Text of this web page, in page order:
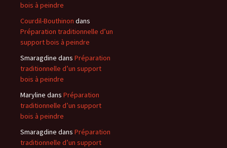
bois à peindre
Courdil-Bouthinon dans
Préparation traditionnelle d’un
support bois à peindre
Smaragdine dans Préparation
traditionnelle d’un support
bois à peindre
Maryline dans Préparation
traditionnelle d’un support
bois à peindre
Smaragdine dans Préparation
traditionnelle d’un support